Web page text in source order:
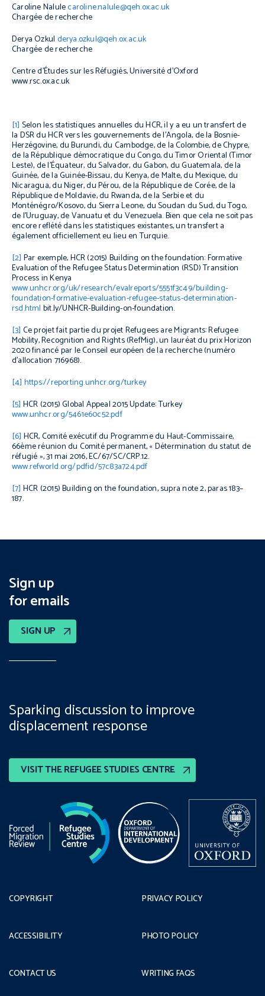
Caroline Nalulecaroline.nalule@qeh.ox.ac.uk
Chargée de recherche
Derya Ozkul derya.ozkul@qeh.ox.ac.uk
Chargée de recherche
Centre d’Études sur les Réfugiés, Université d’Oxford
www.rsc.ox.ac.uk
[1] Selon les statistiques annuelles du HCR, il y a eu un transfert de
la DSR du HCR vers les gouvernements de l’Angola, de la Bosnie-
Herzégovine, du Burundi, du Cambodge, de la Colombie, de Chypre,
de la République démocratique du Congo, du Timor Oriental (Timor
Leste), de l’Équateur, du Salvador, du Gabon, du Guatemala, de la
Guinée, de la Guinée-Bissau, du Kenya, de Malte, du Mexique, du
Nicaragua, du Niger, du Pérou, de la République de Corée, de la
République de Moldavie, du Rwanda, de la Serbie et du
Monténégro/Kosovo, du Sierra Leone, du Soudan du Sud, du Togo,
de l’Uruguay, de Vanuatu et du Venezuela. Bien que cela ne soit pas
encore reflété dans les statistiques existantes, un transfert a
également officiellement eu lieu en Turquie.
[2] Par exemple, HCR(2015) Building on the foundation: Formative
Evaluation of the Refugee Status Determination (RSD) Transition
Process in Kenya
www.unhcr.org/uk/research/evalreports/5551f3c49/building-
foundation-formative-evaluation-refugee-status-determination-
rsd.html bit.ly/UNHCR-Building-on-foundation.
[3] Ce projet fait partie du projetRefugees are Migrants: Refugee
Mobility, Recognition and Rights(RefMig), un lauréat du prix Horizon
2020 financé par le Conseil européen de la recherche (numéro
d’allocation 716968).
[4] https://reporting.unhcr.org/turkey
[5] HCR (2015)Global Appeal 2015 Update: Turkey
www.unhcr.org/5461e60c52.pdf
[6] HCR, Comité exécutif du Programme du Haut-Commissaire,
66ème réunion du Comité permanent, « Détermination du statut de
réfugié », 31 mai 2016, EC/67/SC/CRP.12.
www.refworld.org/pdfid/57c83a724.pdf
[7] HCR (2015)Building on the foundation,supra note 2, paras 183–
187.
Sign up
for emails
SIGN UP
VISIT THE REFUGEE STUDIES CENTRE
Sparking discussion to improve
displacement response
COPYRIGHT
ACCESSIBILITY
CONTACT US
PRIVACY POLICY
PHOTO POLICY
WRITING FAQS